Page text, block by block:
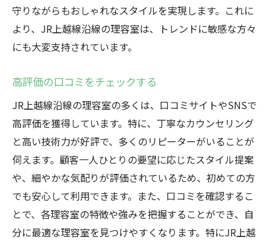
守りながらもおしゃれなスタイルを実現します。これに
より、JR上越線沿線の理容室は、トレンドに敏感な方々
にも大変支持されています。
高評価の口コミをチェックする
JR上越線沿線の理容室の多くは、口コミサイトやSNSで
高評価を獲得しています。特に、丁寧なカウンセリング
と高い技術力が好評で、多くのリピーターがいることが
伺えます。顧客一人ひとりの要望に応じたスタイル提案
や、細やかな気配りが評価されているため、初めての方
でも安心して利用できます。また、口コミを確認するこ
とで、各理容室の特徴や強みを把握することができ、自
分に最適な理容室を見つけやすくなります。特にJR上越